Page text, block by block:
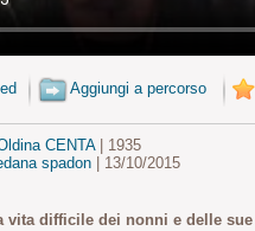
Aggiungi a percorso
CENTA| 1935
spadon| 13/10/2015
vita difficile dei nonni e delle